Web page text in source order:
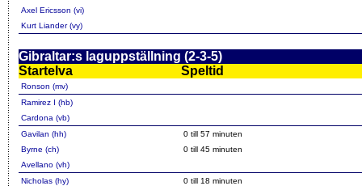
Axel Ericsson (vi)
Kurt Liander (vy)
Gibraltar:s laguppställning (2-3-5)
Startelva
Speltid
Ronson (mv)
Ramirez I (hb)
Cardona (vb)
Gavilan (hh)
0 till 57 minuten
Byrne (ch)
0 till 45 minuten
Avellano (vh)
Nicholas (hy)
0 till 18 minuten